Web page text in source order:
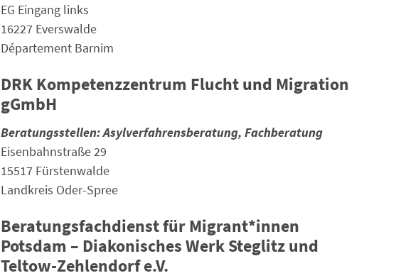
EG Eingang links
16227 Everswalde
Département Barnim
DRK Kompetenzzentrum Flucht und Migration
gGmbH
Beratungsstellen: Asylverfahrensberatung, Fachberatung
Eisenbahnstraße 29
15517 Fürstenwalde
Landkreis Oder-Spree
Beratungsfachdienst für Migrant*innen
Potsdam – Diakonisches Werk Steglitz und
Teltow-Zehlendorf e.V.